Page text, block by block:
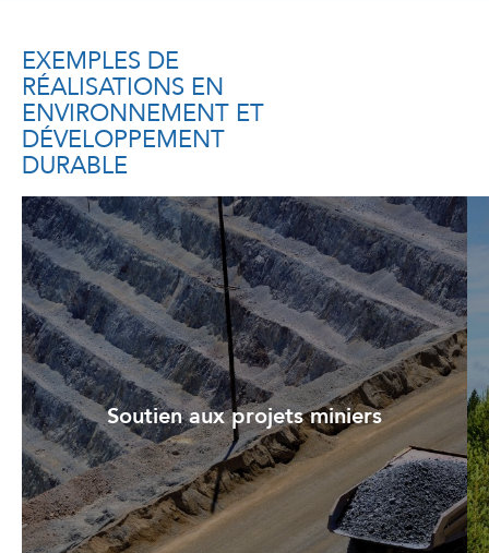
EXEMPLES DE
RÉALISATIONS EN
ENVIRONNEMENT ET
DÉVELOPPEMENT
DURABLE
Soutien aux projets miniers